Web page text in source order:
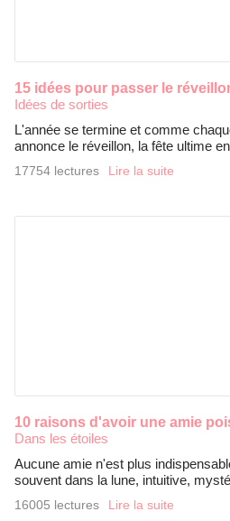
15 idées pour passer le
Idées de sorties
L'année se termine et comme
annonce le réveillon, la fête ultime
17754 lectures Lire la suite
10 raisons d'avoir une amie
Dans les étoiles
Aucune amie n'est plus
souvent dans la lune, intuitive,
16005 lectures Lire la suite